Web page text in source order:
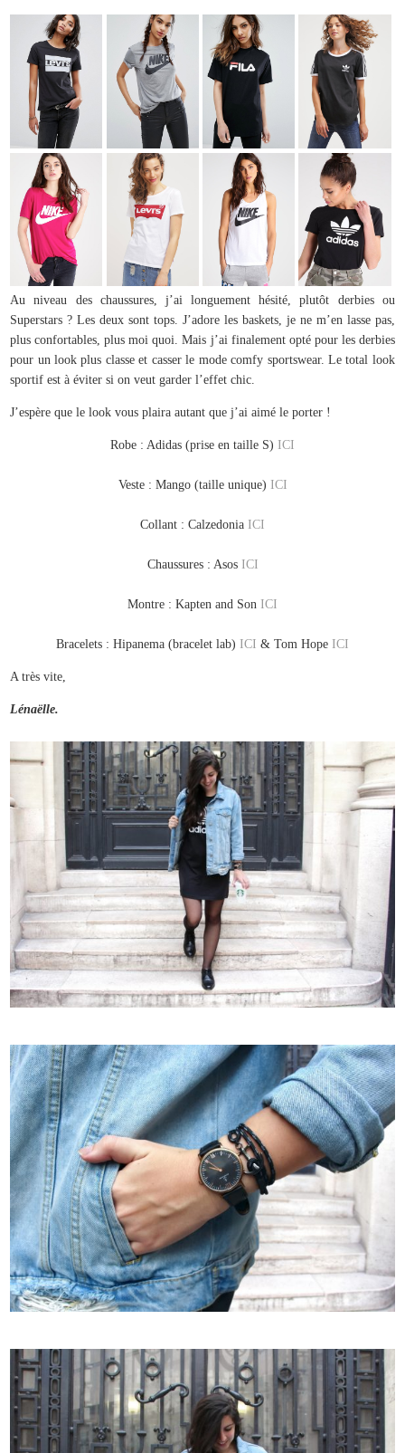
Au niveau des chaussures, j’ai longuement hésité, plutôt derbies ou
Superstars ? Les deux sont tops. J’adore les baskets, je ne m’en lasse pas,
plus confortables, plus moi quoi. Mais j’ai finalement opté pour les derbies
pour un look plus classe et casser le mode comfy sportswear. Le total look
sportif est à éviter si on veut garder l’effet chic.
J’espère que le look vous plaira autant que j’ai aimé le porter !
Robe : Adidas (prise en taille S) ICI
Veste : Mango (taille unique) ICI
Collant : Calzedonia ICI
Chaussures : Asos ICI
Montre : Kapten and Son ICI
Bracelets : Hipanema (bracelet lab) ICI & Tom Hope ICI
A très vite,
Lénaëlle.